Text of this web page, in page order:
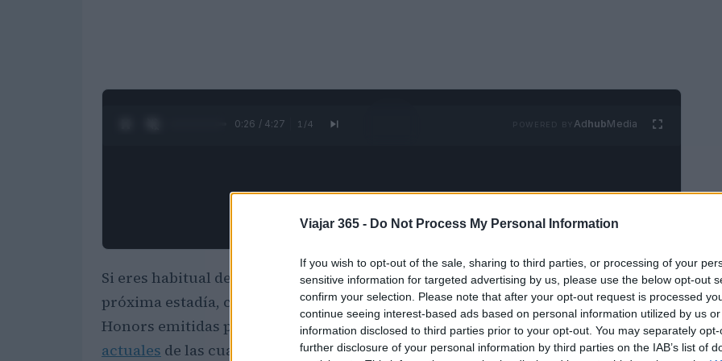
Viajar 365 - Do Not Process My Personal Information
If you wish to opt-out of the sale, sharing to third parties, or processing of your
sensitive information for targeted advertising by us, please use the below opt-out
confirm your selection. Please note that after your opt-out request is processed
continue seeing interest-based ads based on personal information utilized by us
information disclosed to third parties prior to your opt-out. You may separately
further disclosure of your personal information by third parties on the IAB’s list of
0:27 / 4:27 1 /4 AdhubMedia
Si eres habitual de las propiedadesHiltono buscas sumar puntos para una
próxima estadía, conviene revisar las promociones vigentes de las tarjetas Hilton
Honors emitidas por
American Express. En este análisis explicolas ofertas
actuales de las cuatro variantes principales —Aspire ,Business,Surpassy la